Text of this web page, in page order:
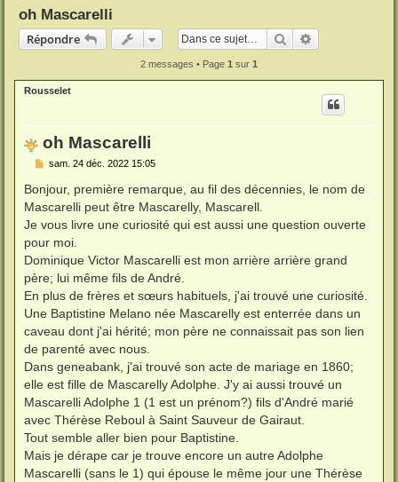
oh Mascarelli
Répondre
Rechercher
2 messages • Page 1 sur 1
Rousselet
oh Mascarelli
M
s
s
a
e
sam. 24 déc. 2022 15:05
Bonjour, première remarque, au fil des décennies, le nom de
Mascarelli peut être Mascarelly, Mascarell.
Je vous livre une curiosité qui est aussi une question ouverte
pour moi.
Dominique Victor Mascarelli est mon arrière arrière grand
père; lui même fils de André.
En plus de frères et sœurs habituels, j'ai trouvé une curiosité.
Une Baptistine Melano née Mascarelly est enterrée dans un
caveau dont j'ai hérité; mon père ne connaissait pas son lien
de parenté avec nous.
Dans geneabank, j'ai trouvé son acte de mariage en 1860;
elle est fille de Mascarelly Adolphe. J'y ai aussi trouvé un
Mascarelli Adolphe 1 (1 est un prénom?) fils d'André marié
avec Thérèse Reboul à Saint Sauveur de Gairaut.
Tout semble aller bien pour Baptistine.
Mais je dérape car je trouve encore un autre Adolphe
Mascarelli (sans le 1) qui épouse le même jour une Thérèse